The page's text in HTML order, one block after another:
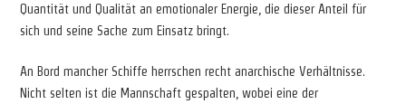
Quantität und Qualität an emotionaler Energie, die dieser Anteil für
sich und seine Sache zum Einsatz bringt.
An Bord mancher Schiffe herrschen recht anarchische Verhältnisse.
Nicht selten ist die Mannschaft gespalten, wobei eine der